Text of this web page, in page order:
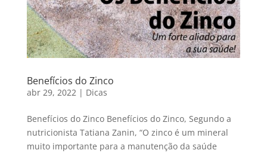
Benefícios do Zinco
abr 29, 2022 | Dicas
Benefícios do Zinco Benefícios do Zinco, Segundo a
nutricionista Tatiana Zanin, “O zinco é um mineral
muito importante para a manutenção da saúde